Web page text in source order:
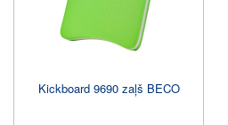
Kickboard 9690 zaļš BECO